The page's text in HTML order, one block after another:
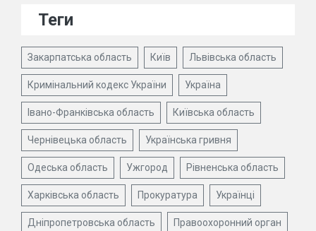
Теги
Закарпатська область Київ Львівська область
Кримінальний кодекс України Україна
Івано-Франківська область Київська область
Чернівецька область Українська гривня
Одеська область Ужгород Рівненська область
Харківська область Прокуратура Українці
Дніпропетровська область Правоохоронний орган